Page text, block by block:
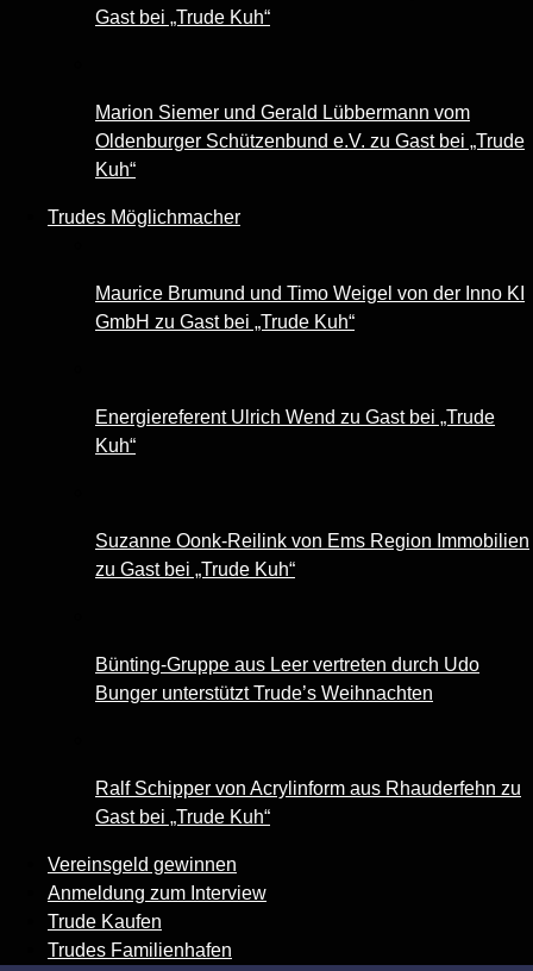
Gast bei „Trude Kuh“
Marion Siemer und Gerald Lübbermann vom
Oldenburger Schützenbund e.V. zu Gast bei „Trude
Kuh“
Trudes Möglichmacher
Maurice Brumund und Timo Weigel von der Inno KI
GmbH zu Gast bei „Trude Kuh“
Energiereferent Ulrich Wend zu Gast bei „Trude
Kuh“
Suzanne Oonk-Reilink von Ems Region Immobilien
zu Gast bei „Trude Kuh“
Bünting-Gruppe aus Leer vertreten durch Udo
Bunger unterstützt Trude’s Weihnachten
Ralf Schipper von Acrylinform aus Rhauderfehn zu
Gast bei „Trude Kuh“
Vereinsgeld gewinnen
Anmeldung zum Interview
Trude Kaufen
Trudes Familienhafen